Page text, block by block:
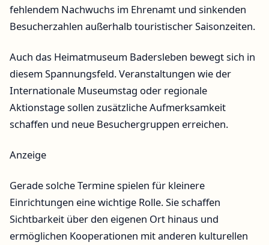
fehlendem Nachwuchs im Ehrenamt und sinkenden
Besucherzahlen außerhalb touristischer Saisonzeiten.
Auch das Heimatmuseum Badersleben bewegt sich in
diesem Spannungsfeld. Veranstaltungen wie der
Internationale Museumstag oder regionale
Aktionstage sollen zusätzliche Aufmerksamkeit
schaffen und neue Besuchergruppen erreichen.
Anzeige
Gerade solche Termine spielen für kleinere
Einrichtungen eine wichtige Rolle. Sie schaffen
Sichtbarkeit über den eigenen Ort hinaus und
ermöglichen Kooperationen mit anderen kulturellen